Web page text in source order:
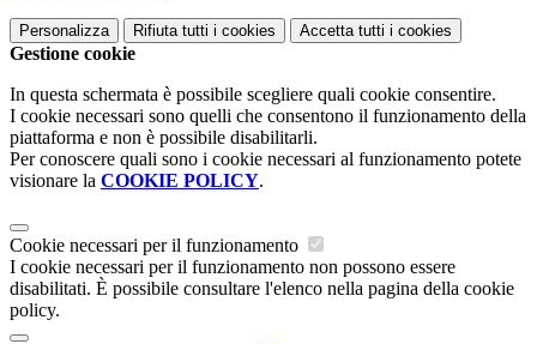
Personalizza Rifiuta tutti i cookies Accetta tutti i cookies
Gestione cookie
In questa schermata è possibile scegliere quali cookie consentire.
I cookie necessari sono quelli che consentono il funzionamento della
piattaforma e non è possibile disabilitarli.
Per conoscere quali sono i cookie necessari al funzionamento potete
visionare la COOKIE POLICY.
Cookie necessari per il funzionamento
I cookie necessari per il funzionamento non possono essere
disabilitati. È possibile consultare l'elenco nella pagina della cookie
policy.